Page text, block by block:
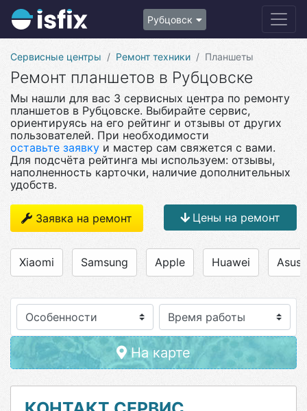
Рубцовск
Сервисные центры Ремонт техники Планшеты
Ремонт планшетов в Рубцовске
Мы нашли для вас 3 сервисных центра по ремонту
планшетов в Рубцовске. Выбирайте сервис,
ориентируясь на его рейтинг и отзывы от других
пользователей. При необходимости
оставьте заявку и мастер сам свяжется с вами.
Для подсчёта рейтинга мы используем: отзывы,
наполненность карточки, наличие дополнительных
удобств.
Заявка на ремонт Цены на ремонт
Xiaomi Samsung Apple Huawei Asus
Особенности
На карте